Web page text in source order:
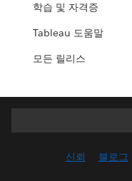
학습 및 자격증
Tableau 도움말
모든 릴리스
신뢰 블로그